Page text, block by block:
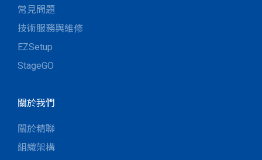
常見問題
技術服務與維修
EZSetup
StageGO
關於我們
關於精聯
組織架構